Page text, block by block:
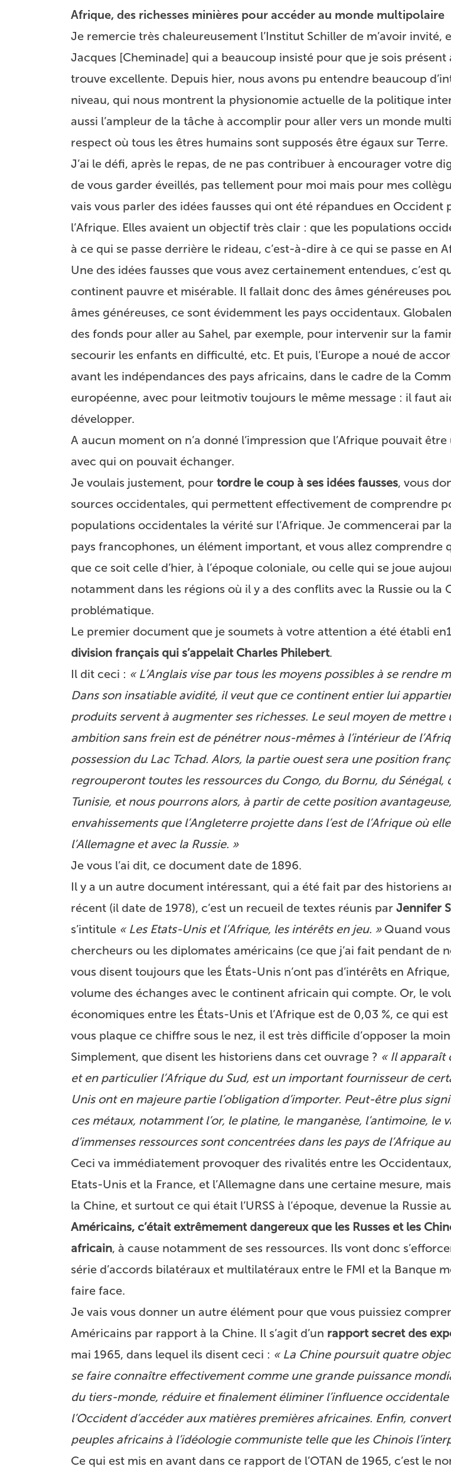
Afrique, des richesses minières pour accéder au monde multipolaire
Je remercie très chaleureusement l’Institut Schiller de m’avoir invité,
Jacques [Cheminade] qui a beaucoup insisté pour que je sois
trouve excellente. Depuis hier, nous avons pu entendre beaucoup
niveau, qui nous montrent la physionomie actuelle de la politique
aussi l’ampleur de la tâche à accomplir pour aller vers un monde
respect où tous les êtres humains sont supposés être égaux sur Terre.
J’ai le défi, après le repas, de ne pas contribuer à encourager votre
de vous garder éveillés, pas tellement pour moi mais pour mes
vais vous parler des idées fausses qui ont été répandues en Occident
l’Afrique. Elles avaient un objectif très clair : que les populations
à ce qui se passe derrière le rideau, c’est-à-dire à ce qui se passe en
Une des idées fausses que vous avez certainement entendues, c’est
continent pauvre et misérable. Il fallait donc des âmes généreuses
âmes généreuses, ce sont évidemment les pays occidentaux.
des fonds pour aller au Sahel, par exemple, pour intervenir sur la
secourir les enfants en difficulté, etc. Et puis, l’Europe a noué de
avant les indépendances des pays africains, dans le cadre de la
européenne, avec pour leitmotiv toujours le même message : il faut
développer.
A aucun moment on n’a donné l’impression que l’Afrique pouvait
avec qui on pouvait échanger.
Je voulais justement, pour tordre le coup à ses idées fausses, vous
sources occidentales, qui permettent effectivement de comprendre
populations occidentales la vérité sur l’Afrique. Je commencerai par
pays francophones, un élément important, et vous allez comprendre
que ce soit celle d’hier, à l’époque coloniale, ou celle qui se joue
notamment dans les régions où il y a des conflits avec la Russie ou la
problématique.
Le premier document que je soumets à votre attention a été établi
division français qui s’appelait Charles Philebert.
Il dit ceci : « L’Anglais vise par tous les moyens possibles à se rendre
Dans son insatiable avidité, il veut que ce continent entier lui
produits servent à augmenter ses richesses. Le seul moyen de
ambition sans frein est de pénétrer nous-mêmes à l’intérieur de
possession du Lac Tchad. Alors, la partie ouest sera une position
regrouperont toutes les ressources du Congo, du Bornu, du Sénégal,
Tunisie, et nous pourrons alors, à partir de cette position
envahissements que l’Angleterre projette dans l’est de l’Afrique où
l’Allemagne et avec la Russie. »
Je vous l’ai dit, ce document date de 1896.
Il y a un autre document intéressant, qui a été fait par des historiens
récent (il date de 1978), c’est un recueil de textes réunis par Jennifer
s’intitule « Les Etats-Unis et l’Afrique, les intérêts en jeu. »Quand
chercheurs ou les diplomates américains (ce que j’ai fait pendant de
vous disent toujours que les États-Unis n’ont pas d’intérêts en
volume des échanges avec le continent africain qui compte. Or, le
économiques entre les États-Unis et l’Afrique est de 0,03 %, ce qui
vous plaque ce chiffre sous le nez, il est très difficile d’opposer la
Simplement, que disent les historiens dans cet ouvrage ? « Il apparaît
et en particulier l’Afrique du Sud, est un important fournisseur de
Unis ont en majeure partie l’obligation d’importer. Peut-être plus
ces métaux, notamment l’or, le platine, le manganèse, l’antimoine, le
d’immenses ressources sont concentrées dans les pays de l’Afrique
Ceci va immédiatement provoquer des rivalités entre les
Etats-Unis et la France, et l’Allemagne dans une certaine mesure,
la Chine, et surtout ce qui était l’URSS à l’époque, devenue la Russie
Américains, c’était extrêmement dangereux que les Russes et les
africain, à cause notamment de ses ressources. Ils vont donc
série d’accords bilatéraux et multilatéraux entre le FMI et la Banque
faire face.
Je vais vous donner un autre élément pour que vous puissiez
Américains par rapport à la Chine. Il s’agit d’un rapport secret des
mai 1965, dans lequel ils disent ceci : « La Chine poursuit quatre
se faire connaître effectivement comme une grande puissance
du tiers-monde, réduire et finalement éliminer l’influence
l’Occident d’accéder aux matières premières africaines. Enfin,
peuples africains à l’idéologie communiste telle que les Chinois
Ce qui est mis en avant dans ce rapport de l’OTAN de 1965, c’est le